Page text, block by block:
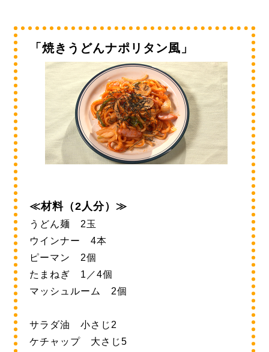
「焼きうどんナポリタン風」
≪材料（2人分）≫
うどん麺 2玉
ウインナー 4本
ピーマン 2個
たまねぎ 1／4個
マッシュルーム 2個
サラダ油 小さじ2
ケチャップ 大さじ5